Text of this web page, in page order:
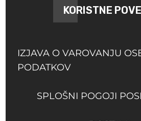
KORISTNE
IZJAVA O VAROVANJU
PODATKOV
SPLOŠNI POGOJI